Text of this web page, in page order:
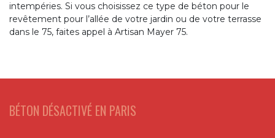
intempéries. Si vous choisissez ce type de béton pour le
revêtement pour l’allée de votre jardin ou de votre terrasse
dans le 75, faites appel à Artisan Mayer 75.
BÉTON DÉSACTIVÉ EN PARIS